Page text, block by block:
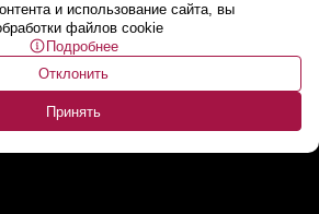
и использование сайта, вы
файлов cookie
Подробнее
Отклонить
Принять
похвалил производителей